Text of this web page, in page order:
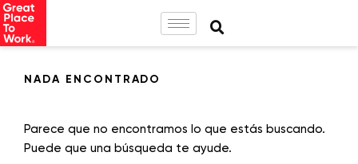
NADA ENCONTRADO
Parece que no encontramos lo que estás buscando.
Puede que una búsqueda te ayude.